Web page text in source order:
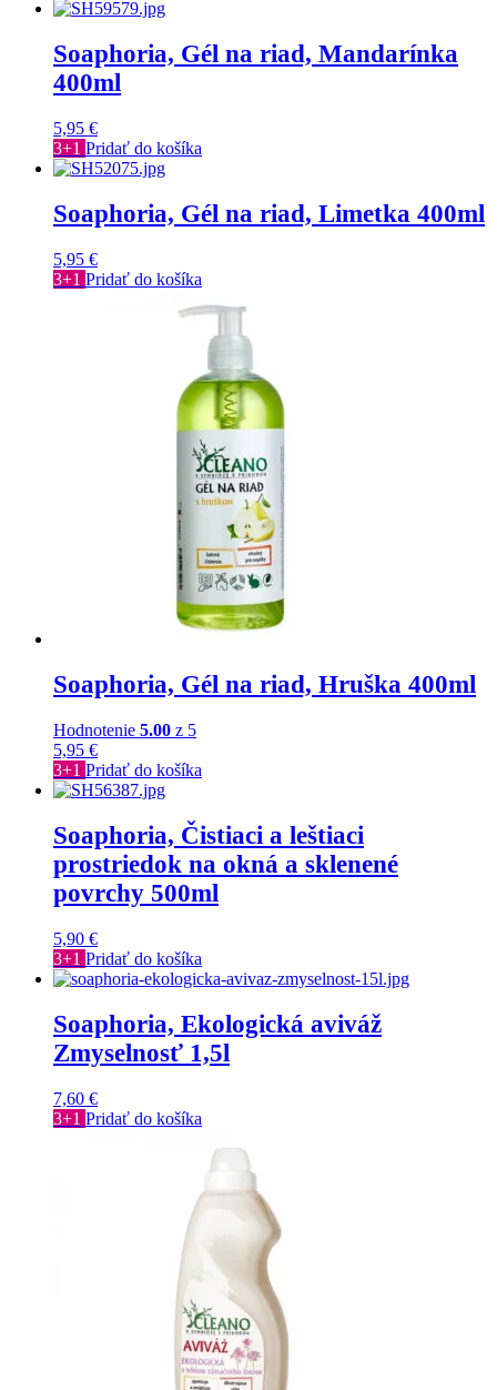
Soaphoria, Gél na riad, Mandarínka
400ml
5,95 €
3+1 Pridať do košíka
Soaphoria, Gél na riad, Limetka 400ml
5,95 €
3+1 Pridať do košíka
Soaphoria, Gél na riad, Hruška 400ml
Hodnotenie 5.00 z 5
5,95 €
3+1 Pridať do košíka
Soaphoria, Čistiaci a leštiaci
prostriedok na okná a sklenené
povrchy 500ml
5,90 €
3+1 Pridať do košíka
Soaphoria, Ekologická aviváž
Zmyselnosť 1,5l
7,60 €
3+1 Pridať do košíka